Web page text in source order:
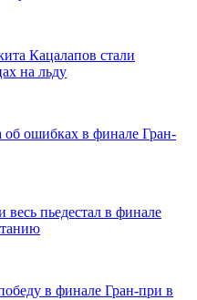
Кацалапов стали
на льду
об ошибках в финале Гран-
пьедестал в финале
в финале Гран-при в